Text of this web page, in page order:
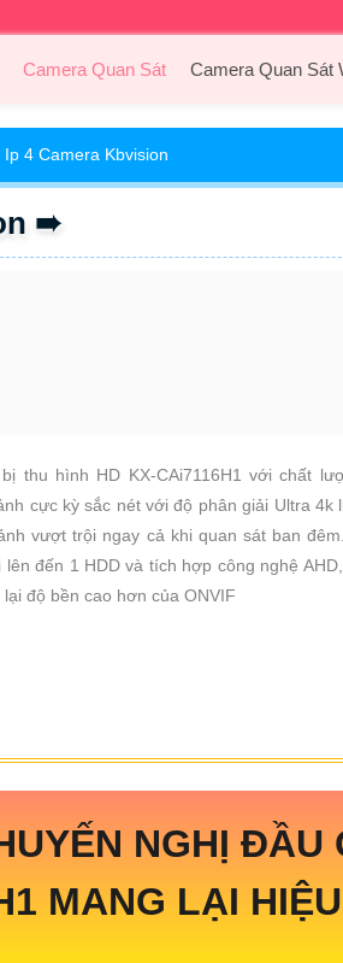
Camera Quan Sát Camera Quan Sát
4 Camera Kbvision
➠
thu hình HD KX-CAi7116H1 với chất
cực kỳ sắc nét với độ phân giải Ultra 4k
vượt trội ngay cả khi quan sát ban
lên đến 1 HDD và tích hợp công nghệ
lại độ bền cao hơn của ONVIF
NGHỊ ĐẦU
MANG LẠI HIỆU